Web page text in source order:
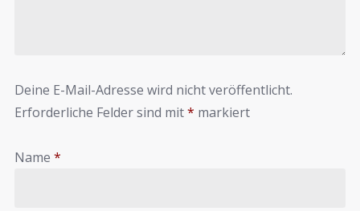
Deine E-Mail-Adresse wird nicht veröffentlicht.
Erforderliche Felder sind mit* markiert
Name *